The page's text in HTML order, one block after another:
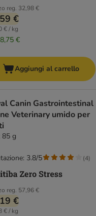
reg. 32,98 €
€
€ / kg
€
Aggiungi al carrello
Canin Gastrointestinal
Veterinary umido per
85 g
reg. 57,96 €
€
€ / kg
3.8/5 (4)